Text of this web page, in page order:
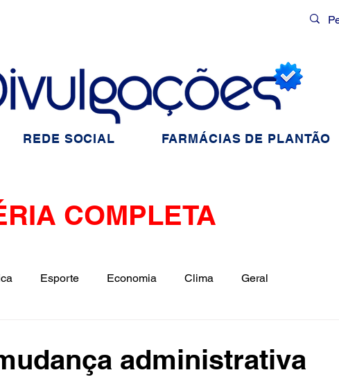
COMPLETA
Esporte Economia Clima Geral
administrativa
REDE SOCIAL FARMÁCIAS DE PLANTÃO